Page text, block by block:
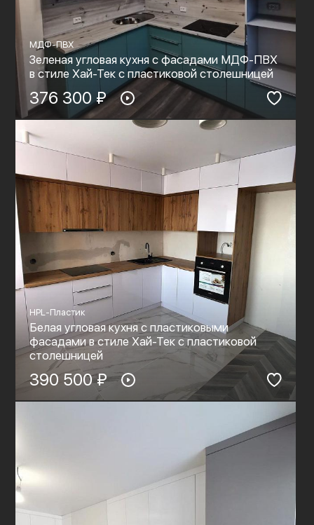
МДФ-ПВХ
Зеленая угловая кухня с фасадами МДФ-ПВХ
в стиле Хай-Тек с пластиковой столешницей
376 300 ₽
HPL-Пластик
Белая угловая кухня с пластиковыми
фасадами в стиле Хай-Тек с пластиковой
столешницей
390 500 ₽